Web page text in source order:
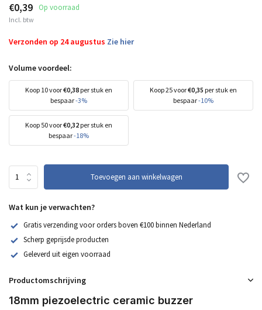
€0,39 Op voorraad
Incl. btw
Verzonden op 24 augustus Zie hier
Volume voordeel:
Koop 10 voor€0,38 per stuk en
bespaar-3%
Koop 25 voor€0,35 per stuk en
bespaar-10%
Koop 50 voor€0,32per stuk en
bespaar-18%
Toevoegen aan winkelwagen
Wat kun je verwachten?
Gratis verzending voor orders boven €100 binnen Nederland
Scherp geprijsde producten
Geleverd uit eigen voorraad
Productomschrijving
18mm piezoelectric ceramic buzzer